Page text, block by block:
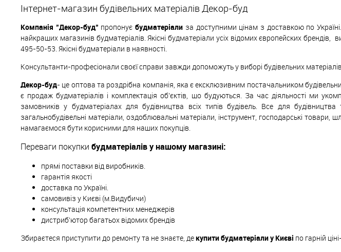
Інтернет-магазин будівельних матеріалів Декор-буд
Компанія "Декор-буд" пропонуєбудматеріали за доступними цінам з доставкою по
найкращих магазинів будматеріалів. Якісні будматеріали усіх відомих європейскихбрендів,
495-50-53. Якісні будматеріали в наявності.
Консультанти-професіонали своєї справи завжди допоможуть у виборі будівельних
Декор-буд- це оптова та роздрібна компанія, яка є ексклюзивним постачальником
є продаж будматеріалів і комплектація об'єктів, що будуються. За час діяльності ми
замовників у будматеріалах для будівництва всіх типів будівель. Все для
загальнобудівельні матеріали, оздоблювальні матеріали, інструмент, господарські
намагаємося бути корисними для наших покупців.
Переваги покупки будматеріалів у нашому магазині:
прямі поставки від виробників.
гарантія якості
доставка по Україні.
самовивіз у Києві (м.Видубичи)
консультація компетентних менеджерів
дистриб'ютор багатьох відомих брендів
Збираєтеся приступити до ремонту та не знаєте, декупити будматеріали у Києві по гарній